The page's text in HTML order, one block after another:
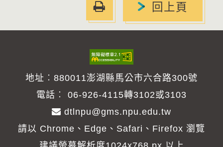
善
列
回上頁
地址︰880011澎湖縣馬公市六合路300號
電話︰ 06-926-4115轉3102或3103
dtlnpu@gms.npu.edu.tw
請以 Chrome、Edge、Safari、Firefox 瀏覽